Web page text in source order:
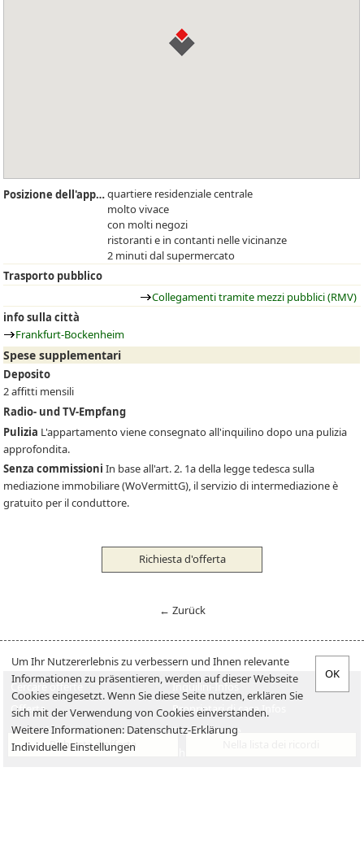
Richiesta d'offerta
Posizione dell'appartamentoquartiere residenziale centrale
molto vivace
con molti negozi
ristoranti e in contanti nelle vicinanze
2 minuti dal supermercato
Trasporto pubblico
Collegamenti tramite mezzi pubblici (RMV)
info sulla città
Frankfurt-Bockenheim
Spese supplementari
Deposito
2 affitti mensili
Radio- und TV-Empfang
Pulizia L'appartamento viene consegnato all'inquilino dopo una pulizia
approfondita.
Senza commissioni In base all'art. 2. 1a della legge tedesca sulla
mediazione immobiliare (WoVermittG), il servizio di intermediazione è
gratuito per il conduttore.
Richiesta d'offerta
← Zurück
Cercare offerte
Inquilini-Infos
Offerta
Proprietari di casa Infos
Verkaufen
Posti di lavoro
Vendita
Um Ihr Nutzererlebnis zu verbessern und Ihnen relevante
Informationen zu präsentieren, werden auf dieser Webseite
Cookies eingesetzt. Wenn Sie diese Seite nutzen, erklären Sie
sich mit der Verwendung von Cookies einverstanden.
Weitere Informationen: Datenschutz-Erklärung
Individuelle Einstellungen